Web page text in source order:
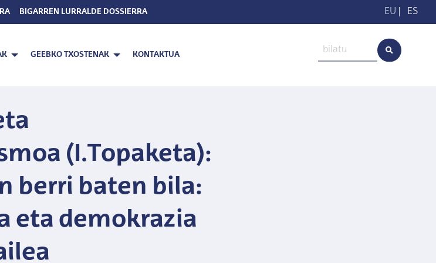
EU ES
BIGARREN LURRALDE DOSSIERRA
GEEBKO TXOSTENAK KONTAKTUA
(I.Topaketa):
berri baten bila:
eta demokrazia